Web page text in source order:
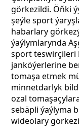
görkezildi. Öňki
şeýle sport
habarlary
ýaýlymlarynda
sport teswirçileri
janköýerlerine
tomaşa etmek
minnetdarlyk
ozal
sebäpli ýaýlyma
wideolary